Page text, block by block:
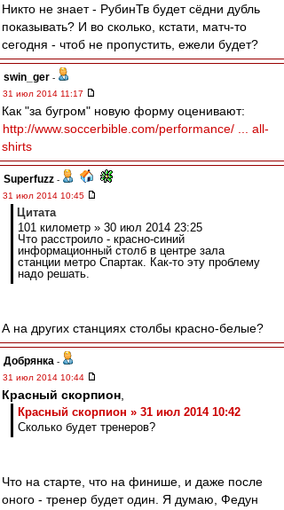
Никто не знает - РубинТв будет сёдни дубль
показывать? И во сколько, кстати, матч-то
сегодня - чтоб не пропустить, ежели будет?
swin_ger -
31 июл 2014 11:17
Как "за бугром" новую форму оценивают:
http://www.soccerbible.com/performance/ ... all-
shirts
Superfuzz -
31 июл 2014 10:45
Цитата
101 километр » 30 июл 2014 23:25
Что расстроило - красно-синий
информационный столб в центре зала
станции метро Спартак. Как-то эту проблему
надо решать.
А на других станциях столбы красно-белые?
Добрянка -
31 июл 2014 10:44
Красный скорпион
Красный скорпион » 31 июл 2014 10:42
Сколько будет тренеров?
Что на старте, что на финише, и даже после
оного - тренер будет один. Я думаю, Федун